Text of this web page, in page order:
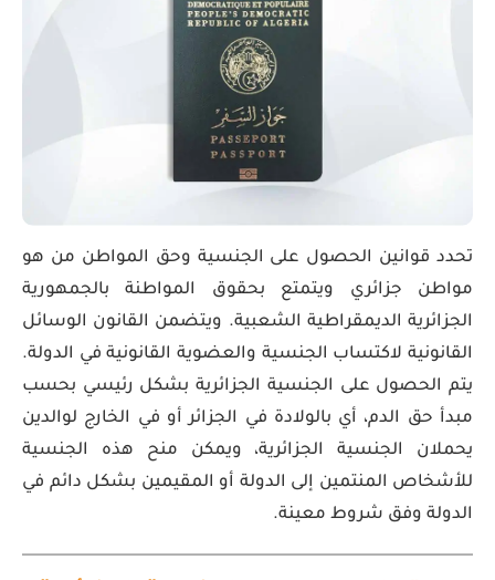
تحدد قوانين الحصول على الجنسية وحق المواطن من هو
مواطن جزائري ويتمتع بحقوق المواطنة بالجمهورية
الجزائرية الديمقراطية الشعبية. ويتضمن القانون الوسائل
القانونية لاكتساب الجنسية والعضوية القانونية في الدولة.
يتم الحصول على الجنسية الجزائرية بشكل رئيسي بحسب
مبدأ حق الدم، أي بالولادة في الجزائر أو في الخارج لوالدين
يحملان الجنسية الجزائرية، ويمكن منح هذه الجنسية
للأشخاص المنتمين إلى الدولة أو المقيمين بشكل دائم في
الدولة وفق شروط معينة.